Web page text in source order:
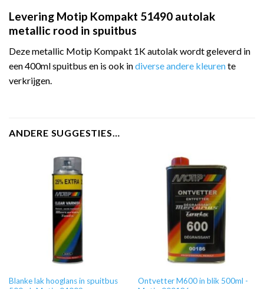
Levering Motip Kompakt 51490 autolak
metallic rood in spuitbus
Deze metallic Motip Kompakt 1K autolak wordt geleverd in
een 400ml spuitbus en is ook indiverse andere kleurente
verkrijgen.
ANDERE SUGGESTIES…
Blanke lak hooglans in spuitbus
Ontvetter M600 in blik 500ml -